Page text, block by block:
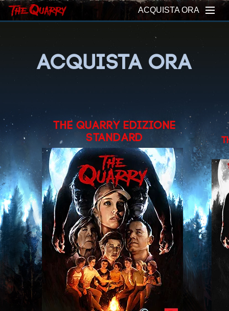
ACQUISTA ORA
ACQUISTA ORA
THE QUARRY EDIZIONE
STANDARD